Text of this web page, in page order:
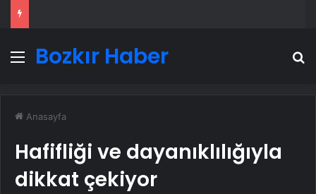
Menü
Bozkır Haber
Anasayfa
Hafifliği ve dayanıklılığıyla
dikkat çekiyor